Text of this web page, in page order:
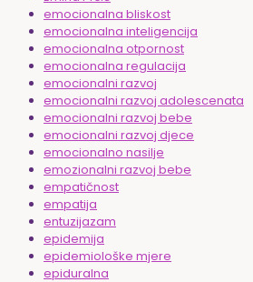
emocionalna bliskost
emocionalna inteligencija
emocionalna otpornost
emocionalna regulacija
emocionalni razvoj
emocionalni razvoj adolescenata
emocionalni razvoj bebe
emocionalni razvoj djece
emocionalno nasilje
emozionalni razvoj bebe
empatičnost
empatija
entuzijazam
epidemija
epidemiološke mjere
epiduralna